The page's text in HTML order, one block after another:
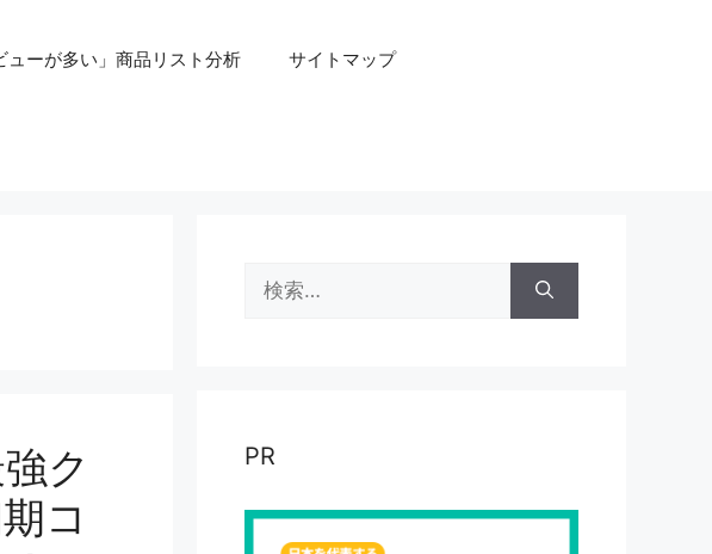
ューが多い」商品リスト分析 サイトマップ
ク
コ
索:
PR